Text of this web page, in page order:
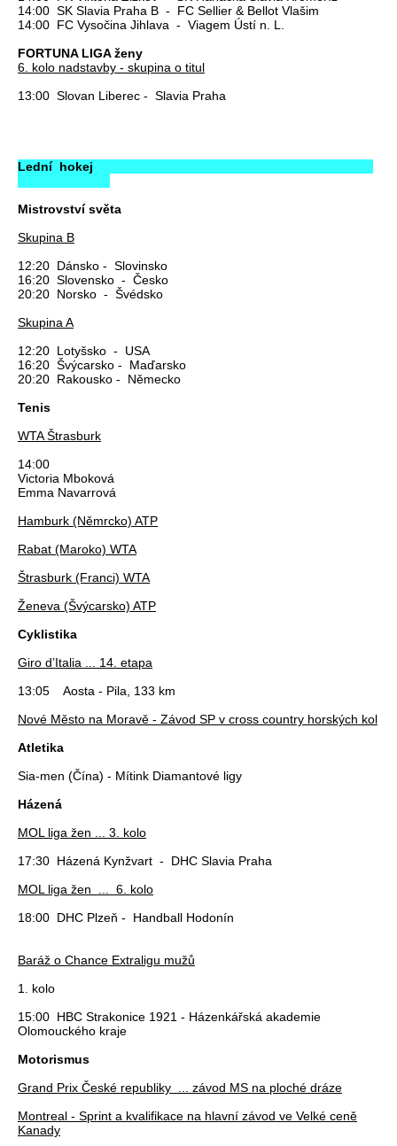
14:00 SK Slavia Praha B - FC Sellier & Bellot Vlašim
14:00 FC Vysočina Jihlava - Viagem Ústí n. L.
FORTUNA LIGA ženy
6. kolo nadstavby - skupina o titul
13:00 Slovan Liberec - Slavia Praha
Lední hokej
Mistrovství světa
Skupina B
12:20 Dánsko - Slovinsko
16:20 Slovensko - Česko
20:20 Norsko - Švédsko
Skupina A
12:20 Lotyšsko - USA
16:20 Švýcarsko - Maďarsko
20:20 Rakousko - Německo
Tenis
WTA Štrasburk
14:00
Victoria Mboková
Emma Navarrová
Hamburk (Němrcko) ATP
Rabat (Maroko) WTA
Štrasburk (Franci) WTA
Ženeva (Švýcarsko) ATP
Cyklistika
Giro d’Italia ... 14. etapa
13:05 Aosta - Pila, 133 km
Nové Město na Moravě - Závod SP v cross country horských kol
Atletika
Sia-men (Čína) - Mítink Diamantové ligy
Házená
MOL liga žen ... 3. kolo
17:30 Házená Kynžvart - DHC Slavia Praha
MOL liga žen ... 6. kolo
18:00 DHC Plzeň - Handball Hodonín
Baráž o Chance Extraligu mužů
1. kolo
15:00 HBC Strakonice 1921 - Házenkářská akademie
Olomouckého kraje
Motorismus
Grand Prix České republiky ... závod MS na ploché dráze
Montreal - Sprint a kvalifikace na hlavní závod ve Velké ceně
Kanady